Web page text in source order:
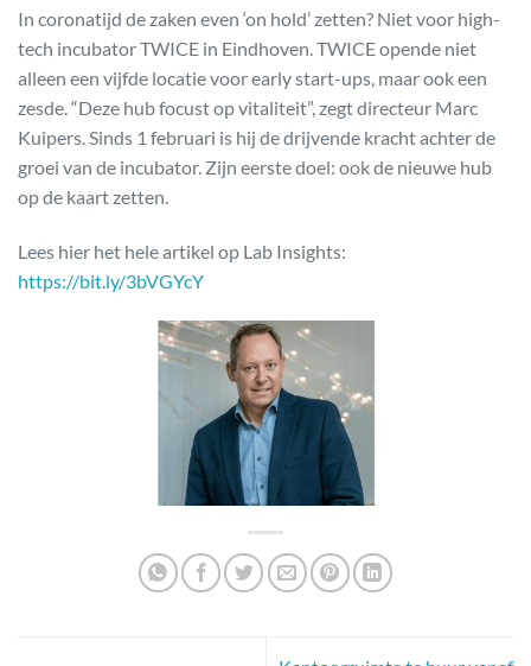
In coronatijd de zaken even ‘on hold’ zetten? Niet voor high-
tech incubator TWICE in Eindhoven. TWICE opende niet
alleen een vijfde locatie voor early start-ups, maar ook een
zesde. “Deze hub focust op vitaliteit”, zegt directeur Marc
Kuipers. Sinds 1 februari is hij de drijvende kracht achter de
groei van de incubator. Zijn eerste doel: ook de nieuwe hub
op de kaart zetten.
Lees hier het hele artikel op Lab Insights:
https://bit.ly/3bVGYcY